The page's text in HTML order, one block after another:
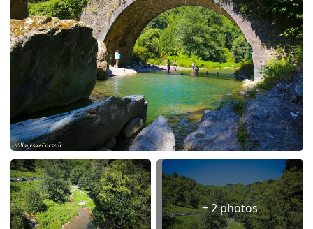
+ 2 photos